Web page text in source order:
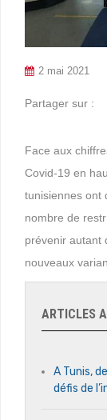
2 mai 2021
Partager sur :
Face aux
Covid-19 en
tunisiennes ont
nombre de
prévenir autant
nouveaux
ARTICLES
A Tunis,
défis de